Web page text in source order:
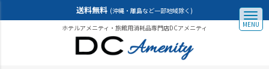
送料無料 (沖縄・離島など一部地域除く)
ホテルアメニティ・旅館用消耗品専門店DCアメニティ
MENU